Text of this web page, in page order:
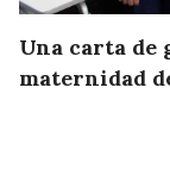
Una carta de
maternidad